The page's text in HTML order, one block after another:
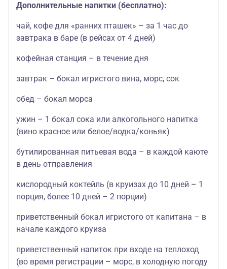
Дополнительные напитки (бесплатно):
чай, кофе для «ранних пташек» – за 1 час до
завтрака в баре (в рейсах от 4 дней)
кофейная станция – в течение дня
завтрак – бокал игристого вина, морс, сок
обед – бокал морса
ужин – 1 бокал сока или алкогольного напитка
(вино красное или белое/водка/коньяк)
бутилированная питьевая вода – в каждой каюте
в день отправления
кислородный коктейль (в круизах до 10 дней – 1
порция, более 10 дней – 2 порции)
приветственный бокал игристого от капитана – в
начале каждого круиза
приветственный напиток при входе на теплоход
(во время регистрации – морс, в холодную погоду